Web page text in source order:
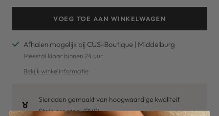
VOEG TOE AAN WINKELWAGEN
Afhalen mogelijk bij CUS-Boutique | Middelburg
Meestal klaar binnen 24 uur
Bekijk winkelinformatie
Sieraden gemaakt van hoogwaardige kwaliteit
Stainless steel (RVS)